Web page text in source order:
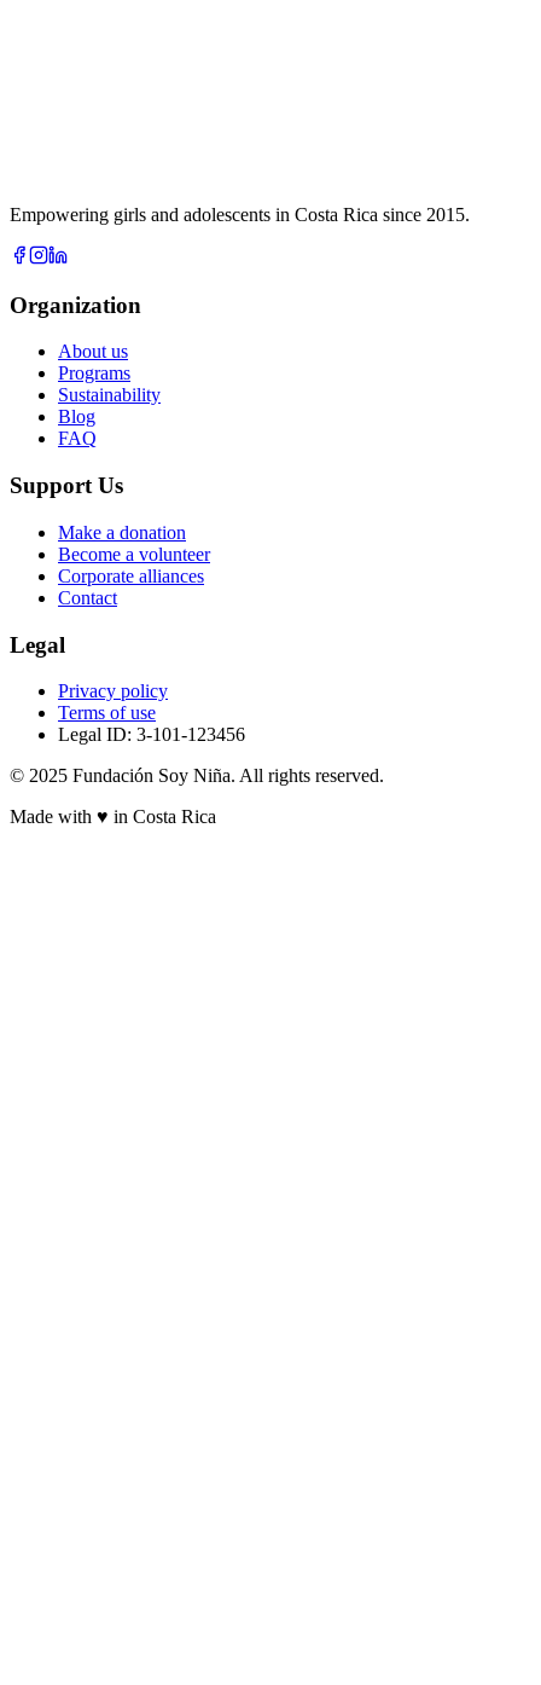
Empowering girls and adolescents in Costa Rica since 2015.
Organization
About us
Programs
Sustainability
Blog
FAQ
Support Us
Make a donation
Become a volunteer
Corporate alliances
Contact
Legal
Privacy policy
Terms of use
Legal ID: 3-101-123456
© 2025 Fundación Soy Niña. All rights reserved.
Made with ♥ in Costa Rica